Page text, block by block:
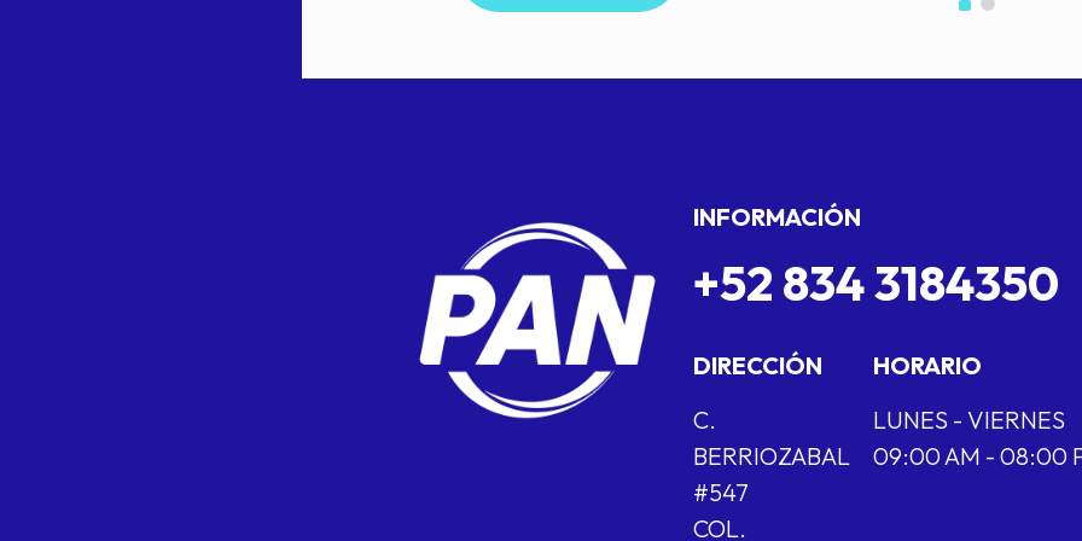
INFORMACIÓN
+52 834 3184350
DIRECCIÓN
C.
BERRIOZABAL
#547
COL.
HORARIO
LUNES - VIERNES
09:00 AM - 08:00